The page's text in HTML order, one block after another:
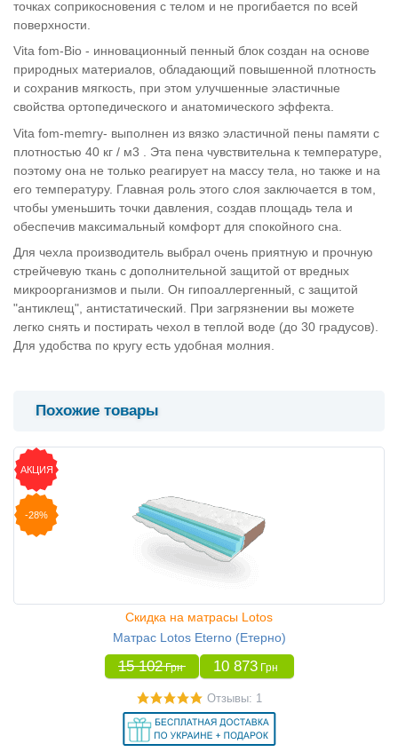
точках соприкосновения с телом и не прогибается по всей
поверхности.
Vita fom-Bio - инновационный пенный блок создан на основе
природных материалов, обладающий повышенной плотность
и сохранив мягкость, при этом улучшенные эластичные
свойства ортопедического и анатомического эффекта.
Vita fom-memry- выполнен из вязко эластичной пены памяти с
плотностью 40 кг / м3 . Эта пена чувствительна к температуре,
поэтому она не только реагирует на массу тела, но также и на
его температуру. Главная роль этого слоя заключается в том,
чтобы уменьшить точки давления, создав площадь тела и
обеспечив максимальный комфорт для спокойного сна.
Для чехла производитель выбрал очень приятную и прочную
стрейчевую ткань с дополнительной защитой от вредных
микроорганизмов и пыли. Он гипоаллергенный, с защитой
"антиклещ", антистатический. При загрязнении вы можете
легко снять и постирать чехол в теплой воде (до 30 градусов).
Для удобства по кругу есть удобная молния.
Похожие товары
АКЦИЯ
-28%
Скидка на матрасы Lotos
Матрас Lotos Eterno (Етерно)
15 102 Грн 10 873 Грн
Отзывы: 1